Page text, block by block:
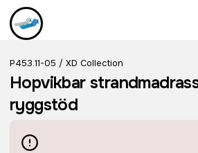
P453.11-05 / XD Collection
Hopvikbar
ryggstöd